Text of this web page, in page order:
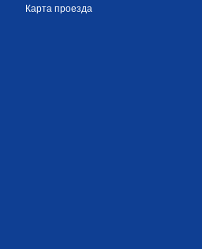
Карта проезда